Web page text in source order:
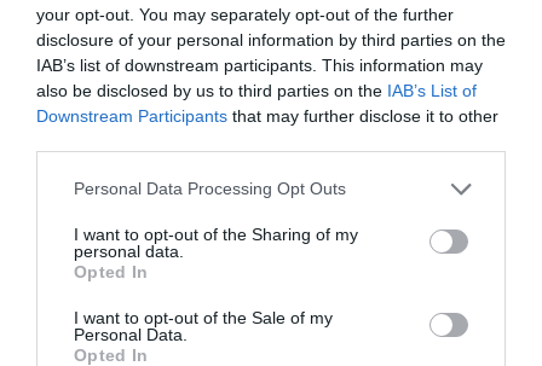
your opt-out. You may separately opt-out of the further
disclosure of your personal information by third parties on the
IAB’s list of downstream participants. This information may
also be disclosed by us to third parties on the IAB’s List of
Downstream Participants that may further disclose it to other
Personal Data Processing Opt Outs
I want to opt-out of the Sharing of my
personal data.
Opted In
I want to opt-out of the Sale of my
Personal Data.
Opted In